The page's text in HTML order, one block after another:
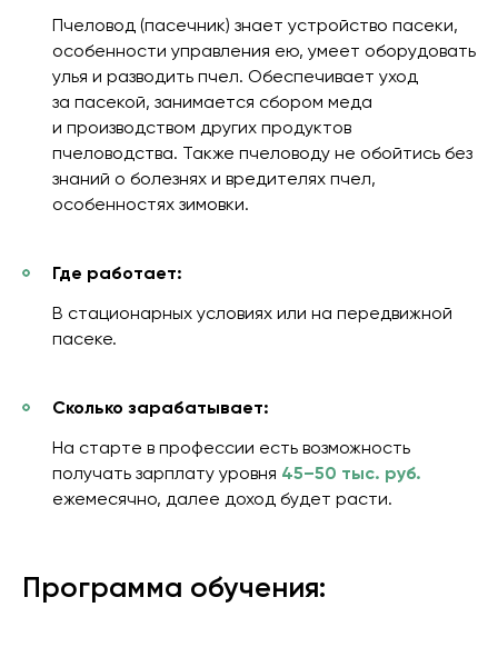
Пчеловод (пасечник) знает устройство пасеки,
особенности управления ею, умеет оборудовать
улья и разводить пчел. Обеспечивает уход
за пасекой, занимается сбором меда
и производством других продуктов
пчеловодства. Также пчеловоду не обойтись без
знаний о болезнях и вредителях пчел,
особенностях зимовки.
Где работает:
В стационарных условиях или на передвижной
пасеке.
Сколько зарабатывает:
На старте в профессии есть возможность
получать зарплату уровня 45–50 тыс. руб.
ежемесячно, далее доход будет расти.
Программа обучения: